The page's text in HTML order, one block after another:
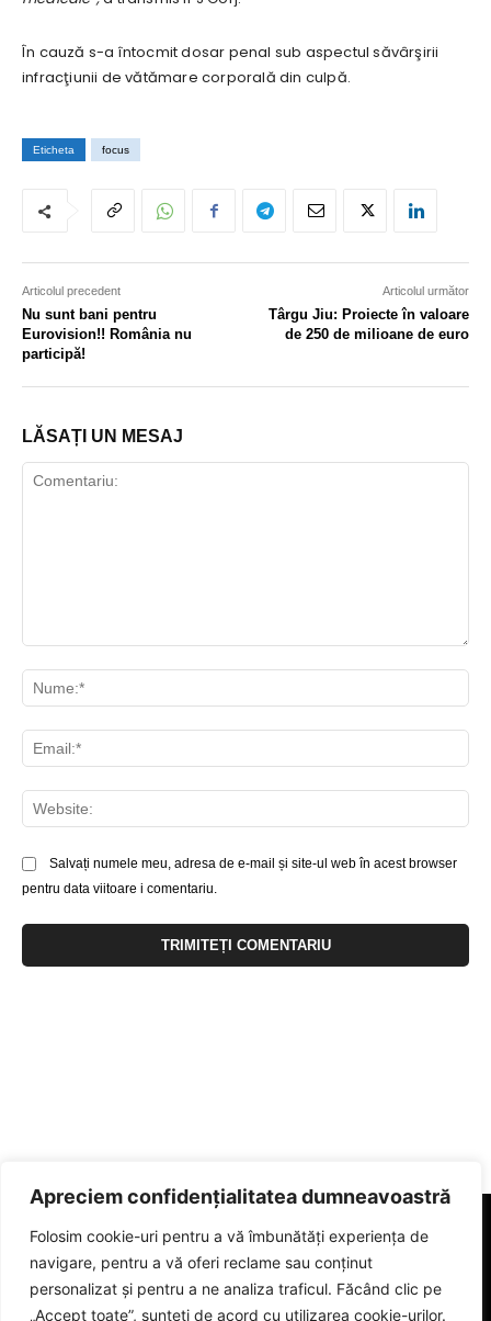
Apreciem confidențialitatea dumneavoastră
Folosim cookie-uri pentru a vă îmbunătăți experiența de
navigare, pentru a vă oferi reclame sau conținut
personalizat și pentru a ne analiza traficul. Făcând clic pe
„Accept toate”, sunteți de acord cu utilizarea cookie-urilor.
În cauză s-a întocmit dosar penal sub aspectul săvârşirii
infracţiunii de vătămare corporală din culpă.
Eticheta focus
Articolul precedent
Nu sunt bani pentru
Eurovision!! România nu
participă!
Articolul următor
Târgu Jiu: Proiecte în valoare
de 250 de milioane de euro
LĂSAȚI UN MESAJ
Salvați numele meu, adresa de e-mail și site-ul web în acest browser
pentru data viitoare i comentariu.